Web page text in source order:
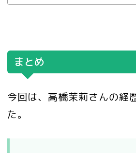
まとめ
今回は、高橋茉莉さんの経
た。